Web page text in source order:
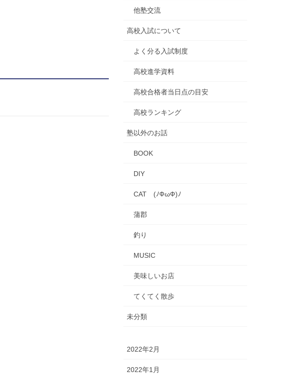
他塾交流
高校入試について
よく分る入試制度
高校進学資料
高校合格者当日点の目安
高校ランキング
塾以外のお話
BOOK
DIY
CAT (ﾉФωФ)ﾉ
蒲郡
釣り
MUSIC
美味しいお店
てくてく散歩
未分類
2022年2月
2022年1月